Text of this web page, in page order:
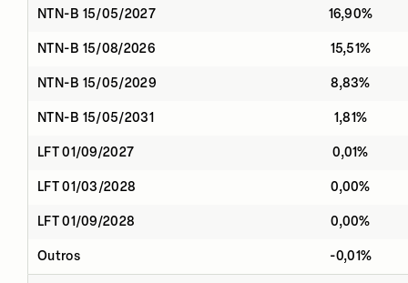
NTN-B 15/05/2027 16,90%
NTN-B 15/08/2026 15,51%
NTN-B 15/05/2029 8,83%
NTN-B 15/05/2031 1,81%
LFT 01/09/2027 0,01%
LFT 01/03/2028 0,00%
LFT 01/09/2028 0,00%
Outros -0,01%